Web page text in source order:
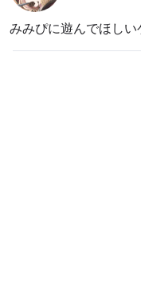
みみぴに遊んでほし